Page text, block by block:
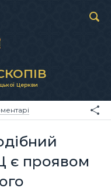
Церкви
є проявом